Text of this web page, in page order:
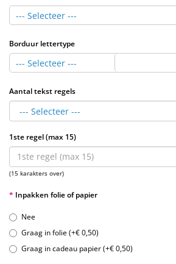
--- Selecteer ---
Borduur lettertype
--- Selecteer ---
Aantal tekst regels
1ste regel (max 15)
(15 karakters over)
Inpakken folie of papier
Nee
Graag in folie (+€ 0,50)
Graag in cadeau papier (+€ 0,50)